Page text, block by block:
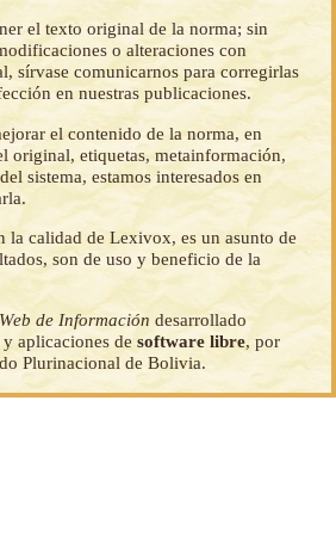
el texto original de la norma; sin
o alteraciones con
sírvase comunicarnos para corregirlas
en nuestras publicaciones.
el contenido de la norma, en
original, etiquetas, metainformación,
sistema, estamos interesados en
la calidad de Lexivox, es un asunto de
son de uso y beneficio de la
de Información desarrollado
y aplicaciones desoftware libre, por
Plurinacional de Bolivia.